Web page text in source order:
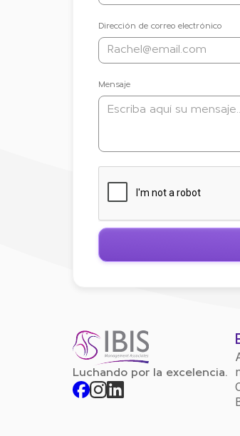
Dirección de correo electrónico
Mensaje
Luchando por la excelencia.